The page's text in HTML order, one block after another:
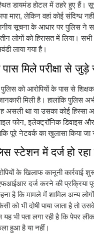
डायमंड होटल में ठहरे हुए हैं।
मारा, लेकिन वहां कोई संदिग्ध
सूचना के आधार पर पुलिस ने
लोगों को हिरासत में लिया।
लाया गया है।
मिले परीक्षा से जुड़े
को आरोपियों के पास से शिक्षक
मिली है। हालांकि पुलिस
असली था या उसका कोई हिस्सा
फोन, इलेक्ट्रॉनिक डिवाइस
पूरे नेटवर्क का खुलासा किया
स्टेशन में दर्ज हो रहा
के खिलाफ कानूनी कार्रवाई
दर्ज करने की प्रक्रिया
है कि मामले में शामिल अन्य
को भी दोषी पाया जाता है तो
यह भी पता लगा रही है कि पेपर
हुआ है या नहीं।